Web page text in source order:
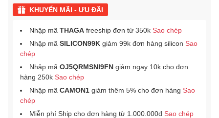
KHUYẾN MÃI - ƯU ĐÃI
Nhập mã THAGA freeship đơn từ 350k Sao chép
Nhập mã SILICON99K giảm 99k đơn hàng silicon Sao
chép
Nhập mã OJ5QRMSNI9FN giảm ngay 10k cho đơn
hàng 250k Sao chép
Nhập mã CAMON1 giảm thêm 5% cho đơn hàng Sao
chép
Miễn phí Ship cho đơn hàng từ 1.000.000đ Sao chép